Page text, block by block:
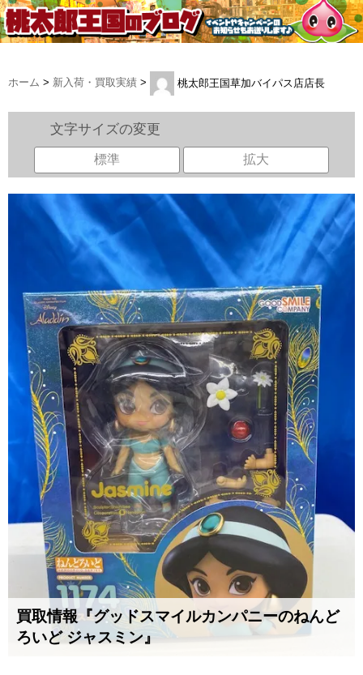
ホーム > 新入荷・買取実績 > 桃太郎王国草加バイパス店店長
文字サイズの変更
標準 拡大
買取情報『グッドスマイルカンパニーのねんど
ろいど ​ジャスミン』